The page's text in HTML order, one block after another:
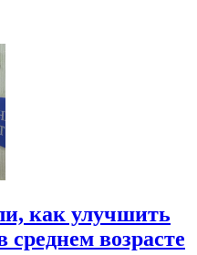
как улучшить
среднем возрасте